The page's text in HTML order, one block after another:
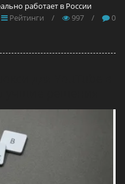
работает в России
Рейтинги
/ 997 / 0